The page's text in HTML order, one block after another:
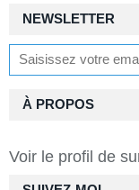
NEWSLETTER
À PROPOS
Voir le profil de